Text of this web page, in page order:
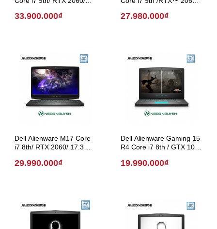
33.900.000₫ 27.980.000₫
Dell Alienware M17 Core
i7 8th/ RTX 2060/ 17.3
29.990.000₫
Dell Alienware Gaming 15
R4 Core i7 8th / GTX 1060
19.990.000₫